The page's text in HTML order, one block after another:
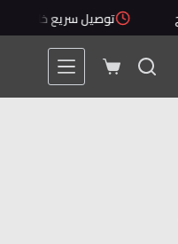
توصيل سريع خلال 1 - 5 أيام
عربة